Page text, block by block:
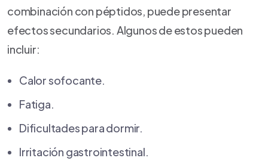
combinación con péptidos, puede presentar
efectos secundarios. Algunos de estos pueden
incluir:
Calor sofocante.
Fatiga.
Dificultades para dormir.
Irritación gastrointestinal.